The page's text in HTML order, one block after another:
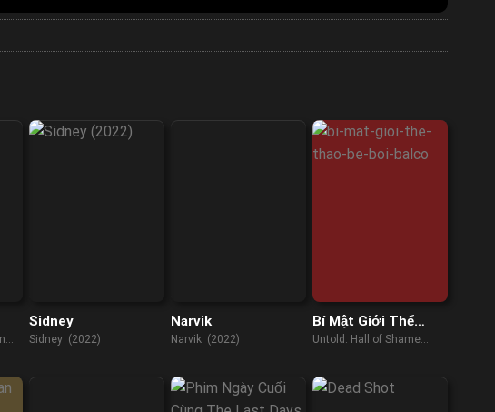
Sidney
Sidney (2022)
Narvik
Narvik (2022)
Bí Mật Giới Thể
Thao: Bê Bối Balco
Untold: Hall of Shame